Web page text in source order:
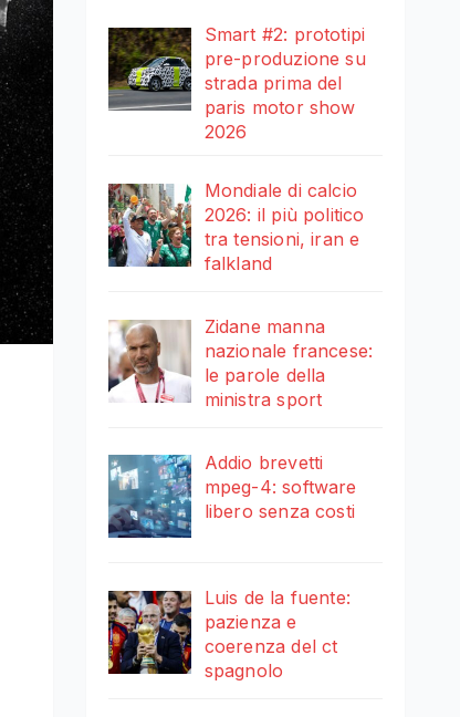
Smart #2: prototipi
pre-produzione su
strada prima del
paris motor show
2026
Mondiale di calcio
2026: il più politico
tra tensioni, iran e
falkland
Zidane manna
nazionale francese:
le parole della
ministra sport
Addio brevetti
mpeg-4: software
libero senza costi
Luis de la fuente:
pazienza e
coerenza del ct
spagnolo